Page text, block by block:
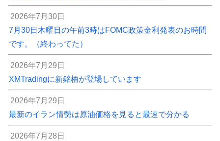
2026年7月30日
7月30日木曜日の午前3時はFOMC政策金利発表のお時間
です。（終わってた）
2026年7月29日
XMTradingに新銘柄が登場しています
2026年7月29日
最新のイラン情勢は原油価格を見ると最速で分かる
2026年7月28日